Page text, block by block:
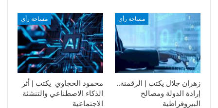
مساحة رأي
محمود الحجاوي يكتب | أثر
الذكاء الاصطناعي والتنشئة
الاجتماعية
مساحة رأي
زهران جلال يكتب | الرقمنة..
إرادة الدولة ومصالح
البيروقراطية